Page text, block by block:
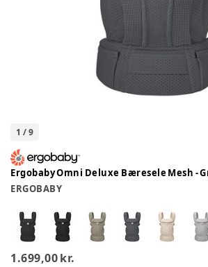
1 /9
Ergobaby Omni Deluxe Bæresele Mesh -
ERGOBABY
1.699,00 kr.